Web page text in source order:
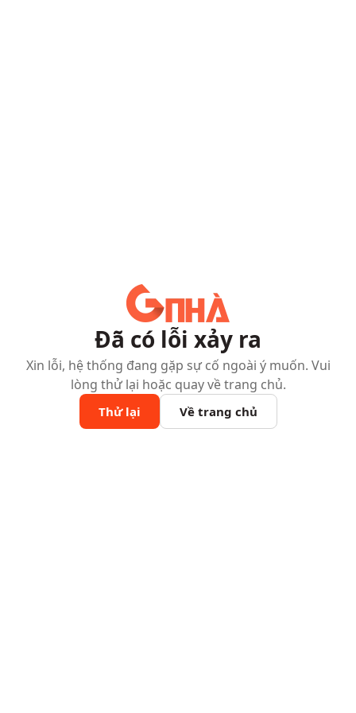
Đã có lỗi xảy ra
Xin lỗi, hệ thống đang gặp sự cố ngoài ý muốn. Vui
lòng thử lại hoặc quay về trang chủ.
Thử lại Về trang chủ